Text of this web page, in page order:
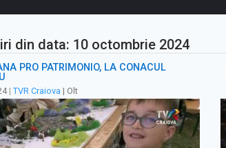
din data: 10 octombrie 2024
PRO PATRIMONIO, LA CONACUL
| TVR Craiova | Olt